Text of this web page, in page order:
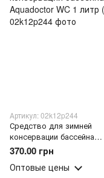
Артикул: 02k12p244
Средство для зимней
консервации бассейна
Aquadoctor WC 1 литр (AT)
370.00 грн
Оптовые цены